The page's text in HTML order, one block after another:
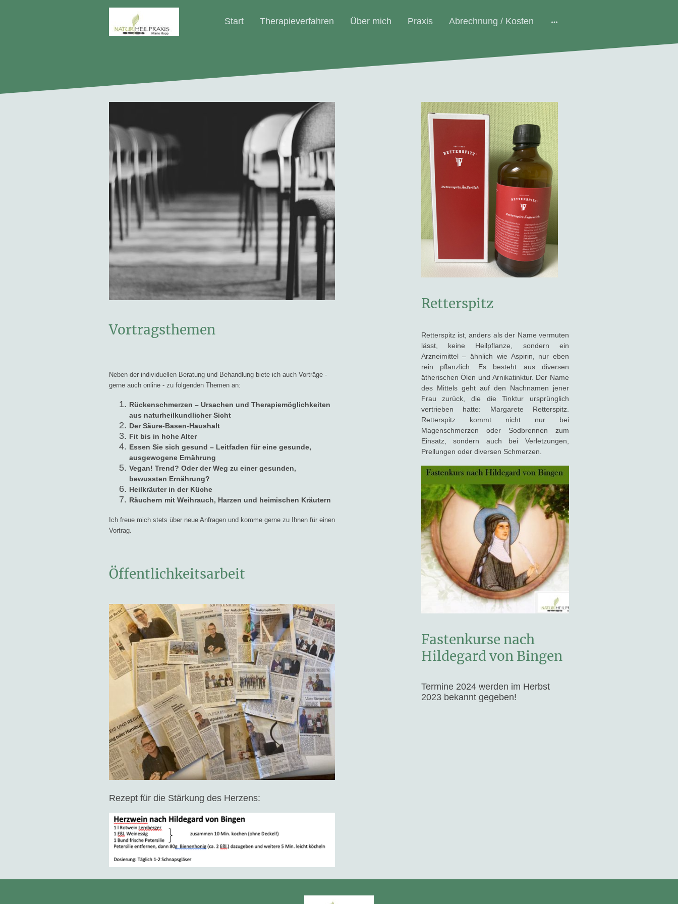
Start Therapieverfahren Über mich Praxis Abrechnung / Kosten
Vortragsthemen
Neben der individuellen Beratung und Behandlung biete ich auch Vorträge -
gerne auch online - zu folgenden Themen an:
Rückenschmerzen – Ursachen und Therapiemöglichkeiten
aus naturheilkundlicher Sicht
Der Säure-Basen-Haushalt
Fit bis in hohe Alter
Essen Sie sich gesund – Leitfaden für eine gesunde,
ausgewogene Ernährung
Vegan! Trend? Oder der Weg zu einer gesunden,
bewussten Ernährung?
Heilkräuter in der Küche
Räuchern mit Weihrauch, Harzen und heimischen Kräutern
Ich freue mich stets über neue Anfragen und komme gerne zu Ihnen für einen
Vortrag.
Öffentlichkeitsarbeit
Rezept für die Stärkung des Herzens:
Retterspitz
Retterspitz ist, anders als der Name vermuten
lässt, keine Heilpflanze, sondern ein
Arzneimittel – ähnlich wie Aspirin, nur eben
rein pflanzlich. Es besteht aus diversen
ätherischen Ölen und Arnikatinktur. Der Name
des Mittels geht auf den Nachnamen jener
Frau zurück, die die Tinktur ursprünglich
vertrieben hatte: Margarete Retterspitz.
Retterspitz kommt nicht nur bei
Magenschmerzen oder Sodbrennen zum
Einsatz, sondern auch bei Verletzungen,
Prellungen oder diversen Schmerzen.
Fastenkurse nach
Hildegard von Bingen
Termine 2024 werden im Herbst
2023 bekannt gegeben!